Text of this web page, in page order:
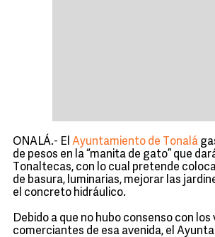
ONALÁ.- El Ayuntamiento de Tonalá
de pesos en la “manita de gato” que
Tonaltecas, con lo cual pretende
de basura, luminarias, mejorar las
el concreto hidráulico.
Debido a que no hubo consenso con los
comerciantes de esa avenida, el